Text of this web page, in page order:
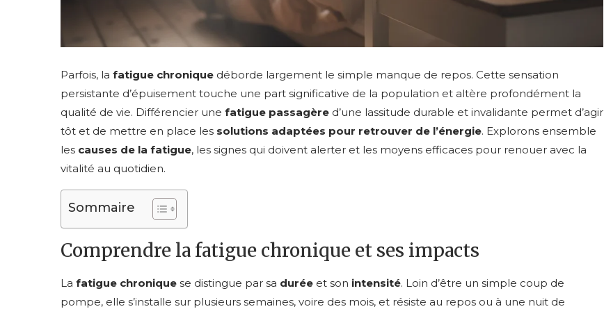
Parfois, la fatigue chronique déborde largement le simple manque de repos. Cette sensation
persistante d’épuisement touche une part significative de la population et altère profondément la
qualité de vie. Différencier une fatigue passagère d’une lassitude durable et invalidante permet d’agir
tôt et de mettre en place les solutions adaptées pour retrouver de l’énergie. Explorons ensemble
les causes de la fatigue, les signes qui doivent alerter et les moyens efficaces pour renouer avec la
vitalité au quotidien.
Sommaire
Comprendre la fatigue chronique et ses impacts
La fatigue chronique se distingue par sa durée et son intensité. Loin d’être un simple coup de
pompe, elle s’installe sur plusieurs semaines, voire des mois, et résiste au repos ou à une nuit de